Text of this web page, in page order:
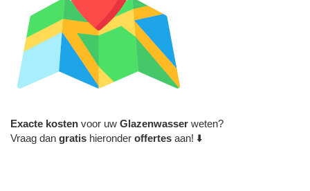
Exacte kosten voor uw Glazenwasser weten?
Vraag dan gratis hieronder offertes aan! ⬇️